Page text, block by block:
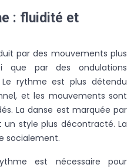
: fluidité et
par des mouvements plus
que par des ondulations
Le rythme est plus détendu
et les mouvements sont
La danse est marquée par
style plus décontracté. La
socialement.
est nécessaire pour